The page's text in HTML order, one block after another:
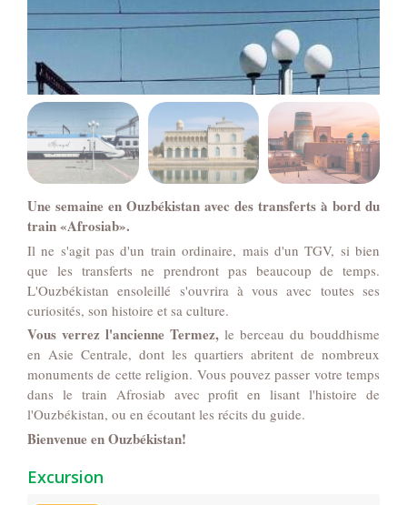
Une semaine en Ouzbékistan avec des transferts à bord du
train «Afrosiab».
Il ne s'agit pas d'un train ordinaire, mais d'un TGV, si bien
que les transferts ne prendront pas beaucoup de temps.
L'Ouzbékistan ensoleillé s'ouvrira à vous avec toutes ses
curiosités, son histoire et sa culture.
Vous verrez l'ancienne Termez, le berceau du bouddhisme
en Asie Centrale, dont les quartiers abritent de nombreux
monuments de cette religion. Vous pouvez passer votre temps
dans le train Afrosiab avec profit en lisant l'histoire de
l'Ouzbékistan, ou en écoutant les récits du guide.
Bienvenue en Ouzbékistan!
Excursion